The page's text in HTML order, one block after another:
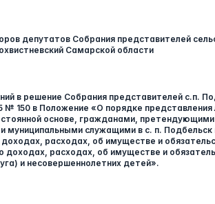
депутатов Собрания представителей
Самарской области
в решение Собрания представителей с.п.
№ 150 в Положение «О порядке представления
основе, гражданами, претендующими
муниципальными служащими в с. п. Подбельск
расходах, об имуществе и
расходах, об имуществе и
и несовершеннолетних детей».